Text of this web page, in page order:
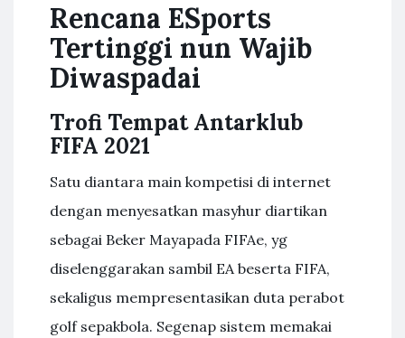
Rencana ESports
Tertinggi nun Wajib
Diwaspadai
Trofi Tempat Antarklub
FIFA 2021
Satu diantara main kompetisi di internet
dengan menyesatkan masyhur diartikan
sebagai Beker Mayapada FIFAe, yg
diselenggarakan sambil EA beserta FIFA,
sekaligus mempresentasikan duta perabot
golf sepakbola. Segenap sistem memakai